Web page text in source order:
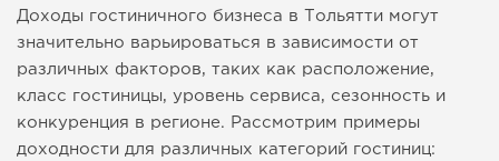
Доходы гостиничного бизнеса в Тольятти могут
значительно варьироваться в зависимости от
различных факторов, таких как расположение,
класс гостиницы, уровень сервиса, сезонность и
конкуренция в регионе. Рассмотрим примеры
доходности для различных категорий гостиниц: